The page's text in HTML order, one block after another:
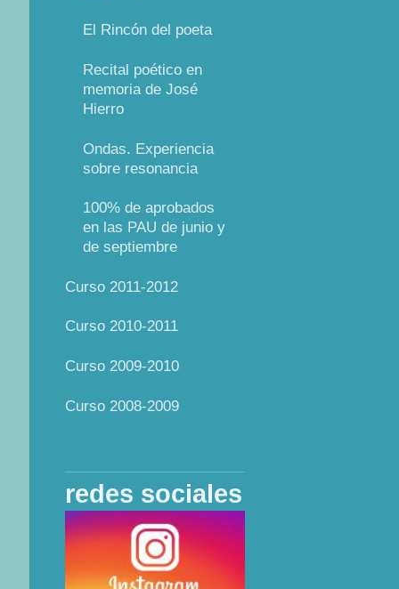
El Rincón del poeta
Recital poético en
memoria de José
Hierro
Ondas. Experiencia
sobre resonancia
100% de aprobados
en las PAU de junio y
de septiembre
Curso 2011-2012
Curso 2010-2011
Curso 2009-2010
Curso 2008-2009
redes sociales